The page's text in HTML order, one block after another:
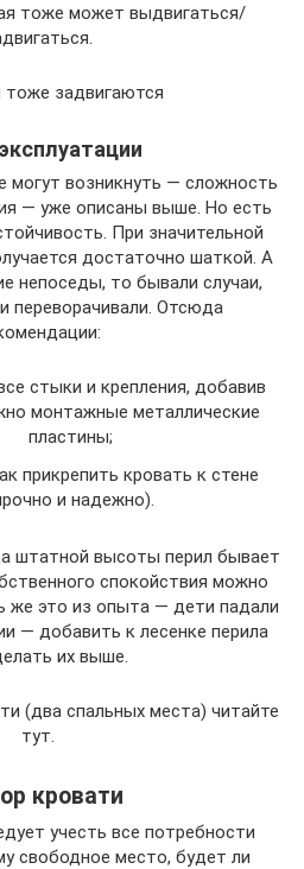
тоже может выдвигаться/
тоже задвигаются
могут возникнуть — сложность
— уже описаны выше. Но есть
При значительной
достаточно шаткой. А
непоседы, то бывали случаи,
переворачивали. Отсюда
стыки и крепления, добавив
монтажные металлические
пластины;
прикрепить кровать к стене
и надежно).
штатной высоты перил бывает
спокойствия можно
же это из опыта — дети падали
— добавить к лесенке перила
их выше.
(два спальных места) читайте
тут.
кровати
учесть все потребности
свободное место, будет ли